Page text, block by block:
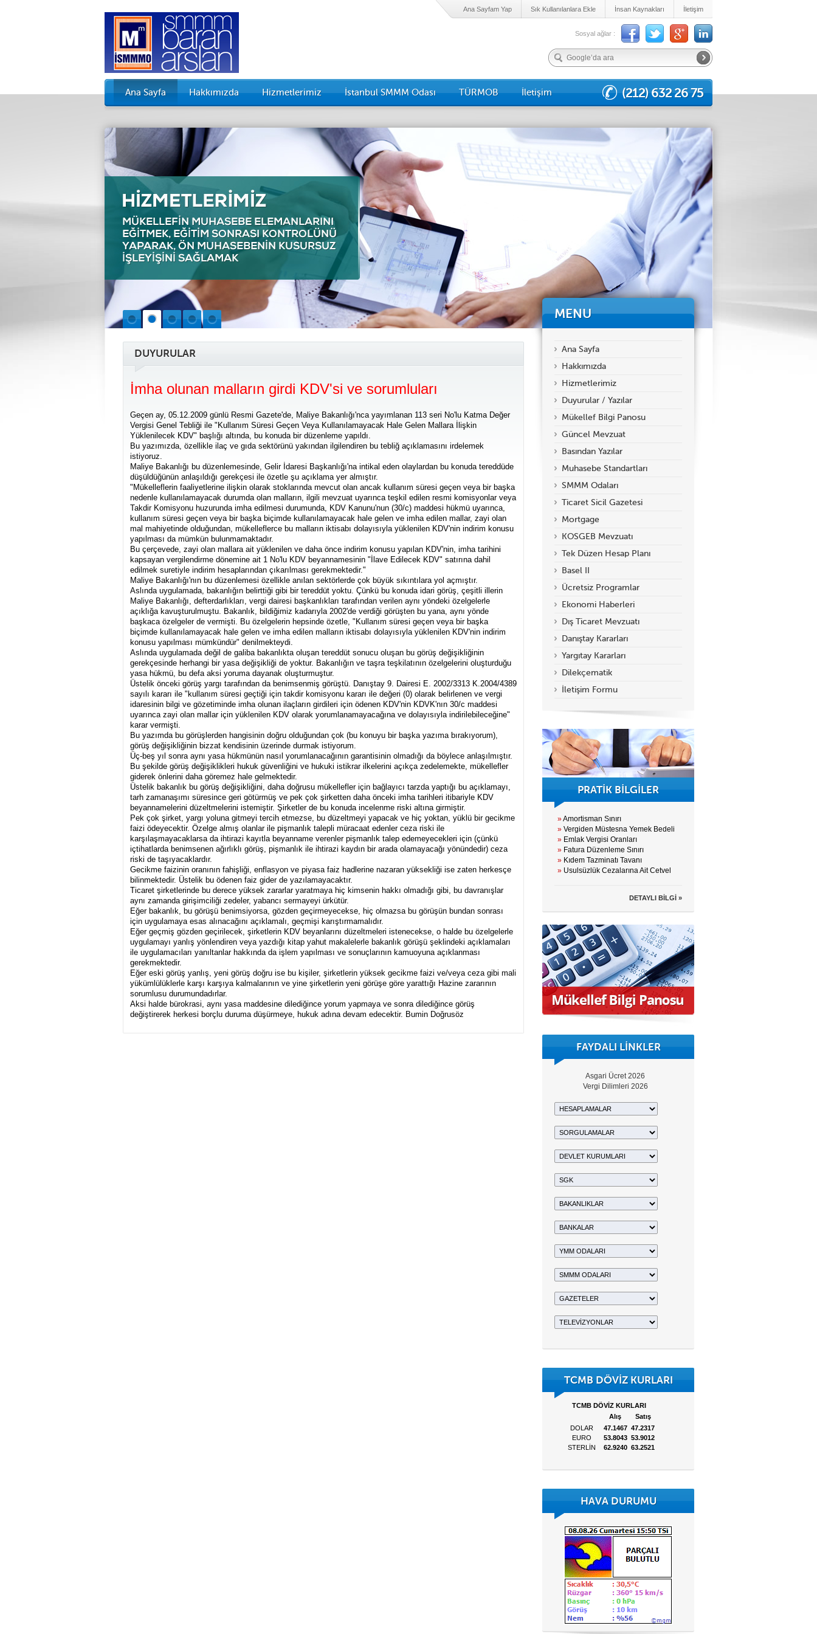
İletişim
İnsan Kaynakları
Sık Kullanılanlara Ekle
Ana Sayfam Yap
Sosyal ağlar :
Ana Sayfa Hakkımızda Hizmetlerimiz İstanbul SMMM Odası TÜRMOB İletişim (212) 632 26 75
DUYURULAR
İmha olunan malların girdi KDV'si ve sorumluları
Geçen ay, 05.12.2009 günlü Resmi Gazete'de, Maliye Bakanlığı'nca yayımlanan 113 seri No'lu Katma Değer
Vergisi Genel Tebliği ile "Kullanım Süresi Geçen Veya Kullanılamayacak Hale Gelen Mallara İlişkin
Yüklenilecek KDV" başlığı altında, bu konuda bir düzenleme yapıldı.
Bu yazımızda, özellikle ilaç ve gıda sektörünü yakından ilgilendiren bu tebliğ açıklamasını irdelemek
istiyoruz.
Maliye Bakanlığı bu düzenlemesinde, Gelir İdaresi Başkanlığı'na intikal eden olaylardan bu konuda tereddüde
düşüldüğünün anlaşıldığı gerekçesi ile özetle şu açıklama yer almıştır.
"Mükelleflerin faaliyetlerine ilişkin olarak stoklarında mevcut olan ancak kullanım süresi geçen veya bir başka
nedenle kullanılamayacak durumda olan malların, ilgili mevzuat uyarınca teşkil edilen resmi komisyonlar veya
Takdir Komisyonu huzurunda imha edilmesi durumunda, KDV Kanunu'nun (30/c) maddesi hükmü uyarınca,
kullanım süresi geçen veya bir başka biçimde kullanılamayacak hale gelen ve imha edilen mallar, zayi olan
mal mahiyetinde olduğundan, mükelleflerce bu malların iktisabı dolayısıyla yüklenilen KDV'nin indirim konusu
yapılması da mümkün bulunmamaktadır.
Bu çerçevede, zayi olan mallara ait yüklenilen ve daha önce indirim konusu yapılan KDV'nin, imha tarihini
kapsayan vergilendirme dönemine ait 1 No'lu KDV beyannamesinin "İlave Edilecek KDV" satırına dahil
edilmek suretiyle indirim hesaplarından çıkarılması gerekmektedir."
Maliye Bakanlığı'nın bu düzenlemesi özellikle anılan sektörlerde çok büyük sıkıntılara yol açmıştır.
Aslında uygulamada, bakanlığın belirttiği gibi bir tereddüt yoktu. Çünkü bu konuda idari görüş, çeşitli illerin
Maliye Bakanlığı, defterdarlıkları, vergi dairesi başkanlıkları tarafından verilen aynı yöndeki özelgelerle
açıklığa kavuşturulmuştu. Bakanlık, bildiğimiz kadarıyla 2002'de verdiği görüşten bu yana, aynı yönde
başkaca özelgeler de vermişti. Bu özelgelerin hepsinde özetle, "Kullanım süresi geçen veya bir başka
biçimde kullanılamayacak hale gelen ve imha edilen malların iktisabı dolayısıyla yüklenilen KDV'nin indirim
konusu yapılması mümkündür" denilmekteydi.
Aslında uygulamada değil de galiba bakanlıkta oluşan tereddüt sonucu oluşan bu görüş değişikliğinin
gerekçesinde herhangi bir yasa değişikliği de yoktur. Bakanlığın ve taşra teşkilatının özelgelerini oluşturduğu
yasa hükmü, bu defa aksi yoruma dayanak oluşturmuştur.
Üstelik önceki görüş yargı tarafından da benimsenmiş görüştü. Danıştay 9. Dairesi E. 2002/3313 K.2004/4389
sayılı kararı ile "kullanım süresi geçtiği için takdir komisyonu kararı ile değeri (0) olarak belirlenen ve vergi
idaresinin bilgi ve gözetiminde imha olunan ilaçların girdileri için ödenen KDV'nin KDVK'nın 30/c maddesi
uyarınca zayi olan mallar için yüklenilen KDV olarak yorumlanamayacağına ve dolayısıyla indirilebileceğine"
karar vermişti.
Bu yazımda bu görüşlerden hangisinin doğru olduğundan çok (bu konuyu bir başka yazıma bırakıyorum),
görüş değişikliğinin bizzat kendisinin üzerinde durmak istiyorum.
Üç-beş yıl sonra aynı yasa hükmünün nasıl yorumlanacağının garantisinin olmadığı da böylece anlaşılmıştır.
Bu şekilde görüş değişiklikleri hukuk güvenliğini ve hukuki istikrar ilkelerini açıkça zedelemekte, mükellefler
giderek önlerini daha göremez hale gelmektedir.
Üstelik bakanlık bu görüş değişikliğini, daha doğrusu mükellefler için bağlayıcı tarzda yaptığı bu açıklamayı,
tarh zamanaşımı süresince geri götürmüş ve pek çok şirketten daha önceki imha tarihleri itibariyle KDV
beyannamelerini düzeltmelerini istemiştir. Şirketler de bu konuda incelenme riski altına girmiştir.
Pek çok şirket, yargı yoluna gitmeyi tercih etmezse, bu düzeltmeyi yapacak ve hiç yoktan, yüklü bir gecikme
faizi ödeyecektir. Özelge almış olanlar ile pişmanlık talepli müracaat edenler ceza riski ile
karşılaşmayacaklarsa da ihtirazi kayıtla beyanname verenler pişmanlık talep edemeyecekleri için (çünkü
içtihatlarda benimsenen ağırlıklı görüş, pişmanlık ile ihtirazi kaydın bir arada olamayacağı yönündedir) ceza
riski de taşıyacaklardır.
Gecikme faizinin oranının fahişliği, enflasyon ve piyasa faiz hadlerine nazaran yüksekliği ise zaten herkesçe
bilinmektedir. Üstelik bu ödenen faiz gider de yazılamayacaktır.
Ticaret şirketlerinde bu derece yüksek zararlar yaratmaya hiç kimsenin hakkı olmadığı gibi, bu davranışlar
aynı zamanda girişimciliği zedeler, yabancı sermayeyi ürkütür.
Eğer bakanlık, bu görüşü benimsiyorsa, gözden geçirmeyecekse, hiç olmazsa bu görüşün bundan sonrası
için uygulamaya esas alınacağını açıklamalı, geçmişi karıştırmamalıdır.
Eğer geçmiş gözden geçirilecek, şirketlerin KDV beyanlarını düzeltmeleri istenecekse, o halde bu özelgelerle
uygulamayı yanlış yönlendiren veya yazdığı kitap yahut makalelerle bakanlık görüşü şeklindeki açıklamaları
ile uygulamacıları yanıltanlar hakkında da işlem yapılması ve sonuçlarının kamuoyuna açıklanması
gerekmektedir.
Eğer eski görüş yanlış, yeni görüş doğru ise bu kişiler, şirketlerin yüksek gecikme faizi ve/veya ceza gibi mali
yükümlülüklerle karşı karşıya kalmalarının ve yine şirketlerin yeni görüşe göre yarattığı Hazine zararının
sorumlusu durumundadırlar.
Aksi halde bürokrasi, aynı yasa maddesine dilediğince yorum yapmaya ve sonra dilediğince görüş
değiştirerek herkesi borçlu duruma düşürmeye, hukuk adına devam edecektir. Bumin Doğrusöz
MENU
Ana Sayfa
Hakkımızda
Hizmetlerimiz
Duyurular / Yazılar
Mükellef Bilgi Panosu
Güncel Mevzuat
Basından Yazılar
Muhasebe Standartları
SMMM Odaları
Ticaret Sicil Gazetesi
Mortgage
KOSGEB Mevzuatı
Tek Düzen Hesap Planı
Basel II
Ücretsiz Programlar
Ekonomi Haberleri
Dış Ticaret Mevzuatı
Danıştay Kararları
Yargıtay Kararları
Dilekçematik
İletişim Formu
PRATİK BİLGİLER
»Amortisman Sınırı
» Vergiden Müstesna Yemek Bedeli
» Emlak Vergisi Oranları
» Fatura Düzenleme Sınırı
» Kıdem Tazminatı Tavanı
» Usulsüzlük Cezalarına Ait Cetvel
DETAYLI BİLGİ »
FAYDALI LİNKLER
Asgari Ücret 2026
Vergi Dilimleri 2026
TCMB DÖVİZ KURLARI
HAVA DURUMU